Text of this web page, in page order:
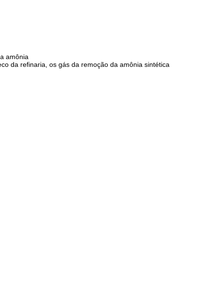
amônia
da refinaria, os gás da remoção da amônia sintética